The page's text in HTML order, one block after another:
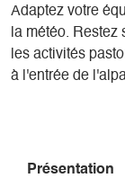
Adaptez votre
la météo.
les activités
à l'entrée de
Présentation